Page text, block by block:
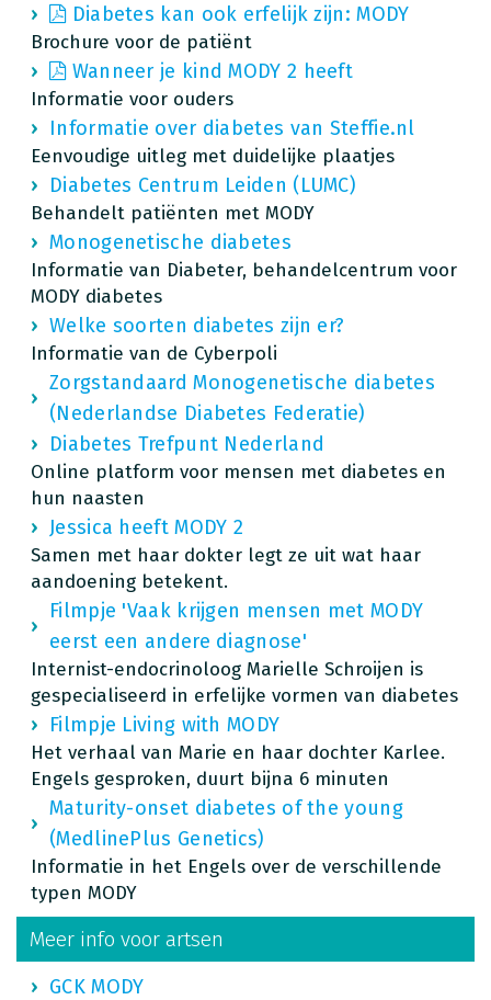
Diabetes kan ook erfelijk zijn: MODY
Brochure voor de patiënt
Wanneer je kind MODY 2 heeft
Informatie voor ouders
Informatie over diabetes van Steffie.nl
Eenvoudige uitleg met duidelijke plaatjes
Diabetes Centrum Leiden (LUMC)
Behandelt patiënten met MODY
Monogenetische diabetes
Informatie van Diabeter, behandelcentrum voor
MODY diabetes
Welke soorten diabetes zijn er?
Informatie van de Cyberpoli
Zorgstandaard Monogenetische diabetes
(Nederlandse Diabetes Federatie)
Diabetes Trefpunt Nederland
Online platform voor mensen met diabetes en
hun naasten
Jessica heeft MODY 2
Samen met haar dokter legt ze uit wat haar
aandoening betekent.
Filmpje 'Vaak krijgen mensen met MODY
eerst een andere diagnose'
Internist-endocrinoloog Marielle Schroijen is
gespecialiseerd in erfelijke vormen van diabetes
Filmpje Living with MODY
Het verhaal van Marie en haar dochter Karlee.
Engels gesproken, duurt bijna 6 minuten
Maturity-onset diabetes of the young
(MedlinePlus Genetics)
Informatie in het Engels over de verschillende
typen MODY
Meer info voor artsen
GCK MODY